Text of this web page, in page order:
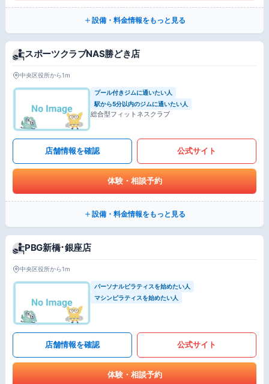
設備・料金情報をもっと見る
スポーツクラブNAS勝どき店
中央区役所から1m
プール付きジムに通いたい人
駅から5分以内のジムに通いたい人
総合型フィットネスクラブ
店舗情報を確認 公式サイト
体験・相談予約
設備・料金情報をもっと見る
PBG新橋･銀座店
中央区役所から1m
パーソナルピラティスを始めたい人
マシンピラティスを始めたい人
店舗情報を確認 公式サイト
体験・相談予約